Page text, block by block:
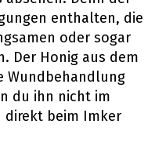
enthalten, die
oder sogar
Der Honig aus dem
Wundbehandlung
du ihn nicht im
direkt beim Imker